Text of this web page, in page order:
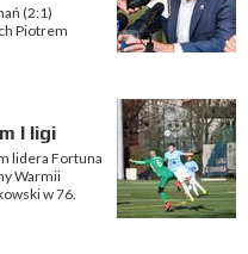
(2:1)
Piotrem
I ligi
lidera Fortuna
Warmii
w 76.